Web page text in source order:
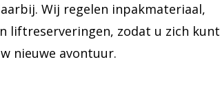
Wij regelen inpakmateriaal,
liftreserveringen, zodat u zich kunt
nieuwe avontuur.